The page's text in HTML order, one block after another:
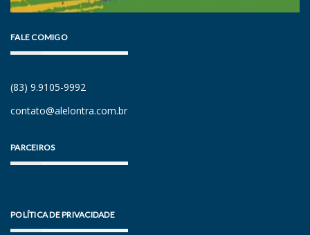
FALE COMIGO
(83) 9.9105-9992
contato@alelontra.com.br
PARCEIROS
POLÍTICA DE PRIVACIDADE